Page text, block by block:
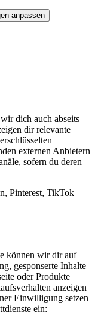
anpassen
dich auch abseits
dir relevante
externen Anbietern
sofern du deren
Pinterest, TikTok
können wir dir auf
gesponserte Inhalte
oder Produkte
anzeigen
Einwilligung setzen
ein: